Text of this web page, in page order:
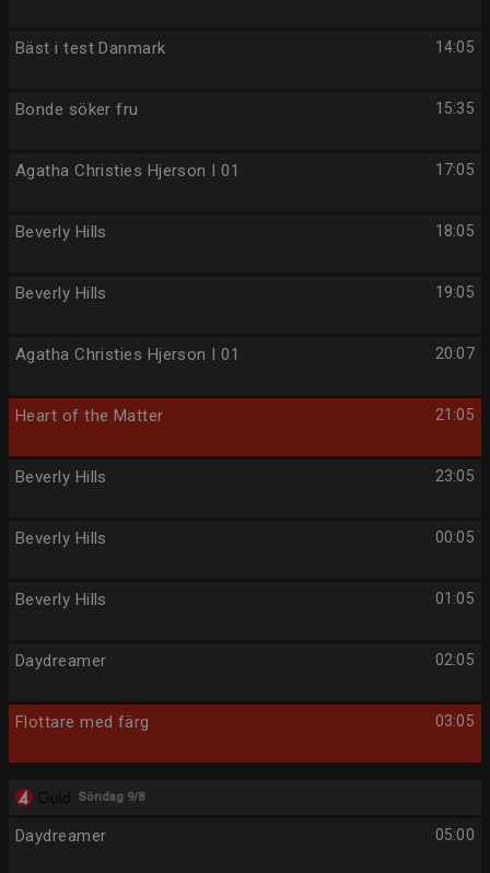
14:05
Bäst i test Danmark
15:35
Bonde söker fru
17:05
Agatha Christies Hjerson I 01
18:05
Beverly Hills
19:05
Beverly Hills
20:07
Agatha Christies Hjerson I 01
21:05
Heart of the Matter
23:05
Beverly Hills
00:05
Beverly Hills
01:05
Beverly Hills
02:05
Daydreamer
03:05
Flottare med färg
Söndag 9/8
05:00
Daydreamer